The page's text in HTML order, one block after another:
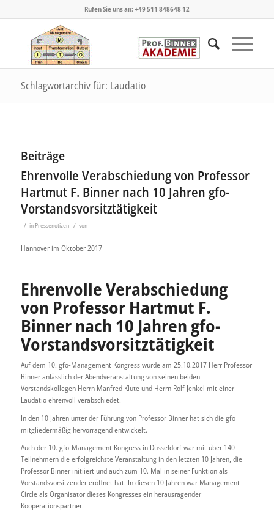
Rufen Sie uns an: +49 511 848648 12
Schlagwortarchiv für: Laudatio
Beiträge
Ehrenvolle Verabschiedung von Professor
Hartmut F. Binner nach 10 Jahren gfo-
Vorstandsvorsitztätigkeit
/ in Pressenotizen / von
Hannover im Oktober 2017
Ehrenvolle Verabschiedung
von Professor Hartmut F.
Binner nach 10 Jahren gfo-
Vorstandsvorsitztätigkeit
Auf dem 10. gfo-Management Kongress wurde am 25.10.2017 Herr Professor
Binner anlässlich der Abendveranstaltung von seinen beiden
Vorstandskollegen Herrn Manfred Klute und Herrn Rolf Jenkel mit einer
Laudatio ehrenvoll verabschiedet.
In den 10 Jahren unter der Führung von Professor Binner hat sich die gfo
mitgliedermäßig hervorragend entwickelt.
Auch der 10. gfo-Management Kongress in Düsseldorf war mit über 140
Teilnehmern die erfolgreichste Veranstaltung in den letzten 10 Jahren, die
Professor Binner initiiert und auch zum 10. Mal in seiner Funktion als
Vorstandsvorsitzender eröffnet hat. In diesen 10 Jahren war Management
Circle als Organisator dieses Kongresses ein herausragender
Kooperationspartner.